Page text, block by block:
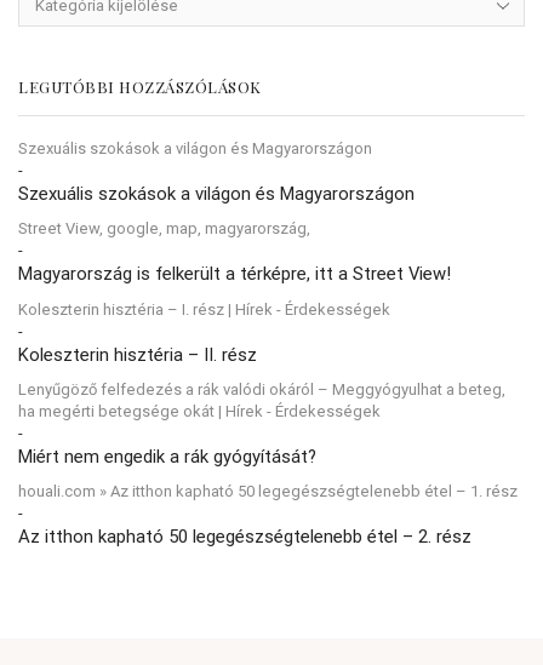
LEGUTÓBBI HOZZÁSZÓLÁSOK
Szexuális szokások a világon és Magyarországon
-
Szexuális szokások a világon és Magyarországon
Street View, google, map, magyarország,
-
Magyarország is felkerült a térképre, itt a Street View!
Koleszterin hisztéria – I. rész | Hírek - Érdekességek
-
Koleszterin hisztéria – II. rész
Lenyűgöző felfedezés a rák valódi okáról – Meggyógyulhat a beteg,
ha megérti betegsége okát | Hírek - Érdekességek
-
Miért nem engedik a rák gyógyítását?
houali.com » Az itthon kapható 50 legegészségtelenebb étel – 1. rész
-
Az itthon kapható 50 legegészségtelenebb étel – 2. rész